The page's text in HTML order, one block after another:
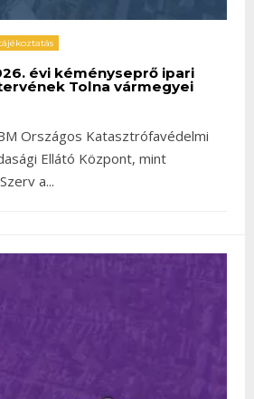
évi kéményseprő ipari
Tolna vármegyei
Országos Katasztrófavédelmi
Ellátó Központ, mint
a...